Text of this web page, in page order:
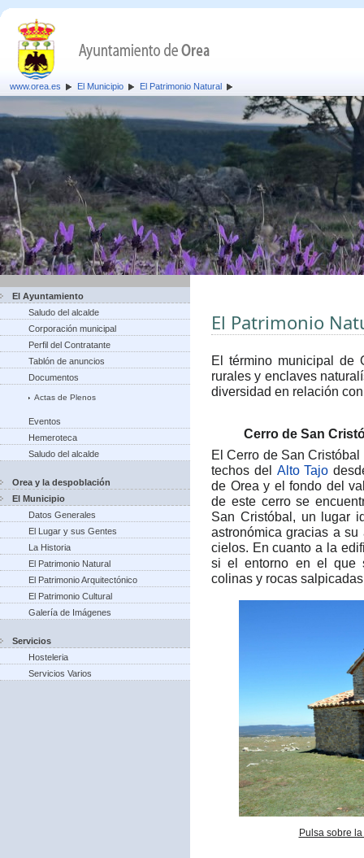
www.orea.es El Municipio El Patrimonio Natural
El Ayuntamiento
Saludo del alcalde
Corporación municipal
Perfil del Contratante
Tablón de anuncios
Documentos
Actas de Plenos
Eventos
Hemeroteca
Saludo del alcalde
Orea y la despoblación
El Municipio
Datos Generales
El Lugar y sus Gentes
La Historia
El Patrimonio Natural
El Patrimonio Arquitectónico
El Patrimonio Cultural
Galería de Imágenes
Servicios
Hosteleria
Servicios Varios
El Patrimonio
El término municipal de
rurales y enclaves
diversidad en relación
Cerro de San
El Cerro de San
techos del Alto Tajo
de Orea y el fondo del
de este cerro se
San Cristóbal, un lugar
astronómica gracias a
cielos. En cuanto a la
si el entorno en el que
colinas y rocas
Pulsa sobre